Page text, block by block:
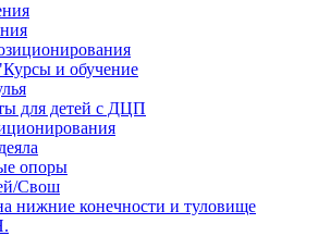
и обучение
для детей с ДЦП
опоры
Свош
нижние конечности и туловище